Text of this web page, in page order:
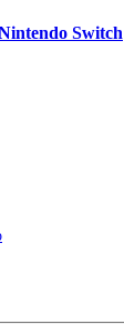
Switch